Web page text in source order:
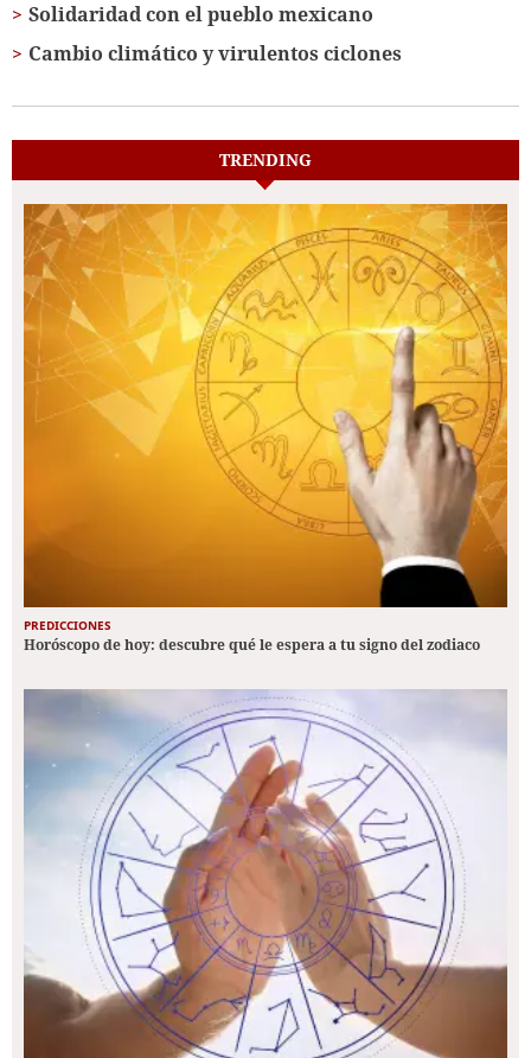
Solidaridad con el pueblo mexicano
Cambio climático y virulentos ciclones
TRENDING
PREDICCIONES
Horóscopo de hoy: descubre qué le espera a tu signo del zodiaco